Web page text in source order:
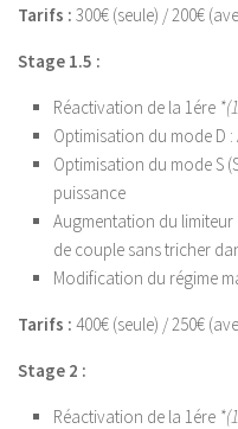
Tarifs : 300€ (seule) / 200€
Stage 1.5 :
Réactivation de la 1ére
Optimisation du mode D
Optimisation du mode S
puissance
Augmentation du
de couple sans tricher
Modification du régime
Tarifs : 400€ (seule) / 250€
Stage 2 :
Réactivation de la 1ére